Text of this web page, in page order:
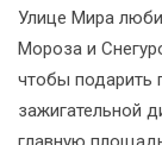
Улице Мира
Мороза и
чтобы подарить
зажигательной